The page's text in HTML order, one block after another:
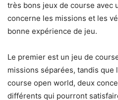
très bons jeux de course avec
concerne les missions et les
bonne expérience de jeu.
Le premier est un jeu de
missions séparées, tandis que
course open world, deux
différents qui pourront